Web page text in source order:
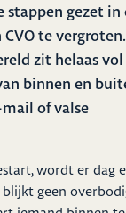
gezet in
te
zit helaas vol
binnen en
of valse
wordt er dag
geen